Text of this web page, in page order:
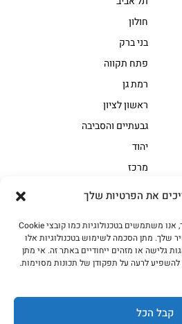
את הפרטיות שלך
כדי לספק את החוויה הטובה ביותר, אנו משתמשים בטכנולוגיות כמו קובצי Cookie
שלך. מתן הסכמה לשימוש בטכנולוגיות אלו
גלישה או מזהים ייחודיים באתר זה. אי מתן
לרעה על תפקודן של תכונות מסוימות.
קבל הכל
בשר בקר משובח
בשר למעשנת
חלקים אחוריים
מיוחדי מסורת1
חולון
בני ברק
פתח תקווה
רמת גן
ראשון לציון
גבעתיים והסביבה
יהוד
מרכז